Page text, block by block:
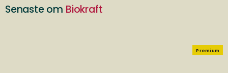
Senaste om Biokraft
Premium